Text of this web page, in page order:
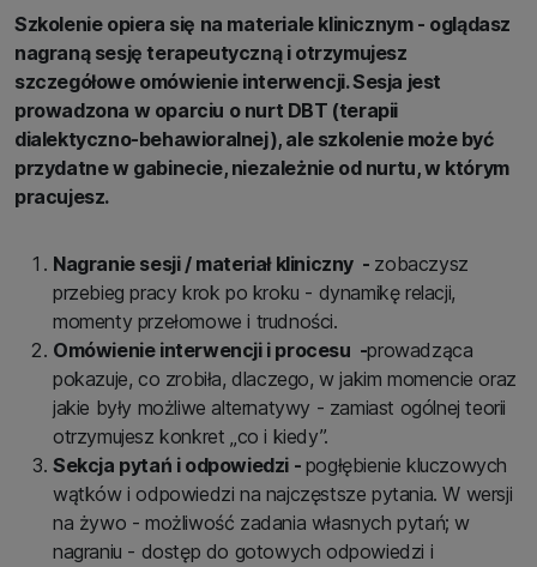
Szkolenie opiera się na materiale klinicznym - oglądasz
nagraną sesję terapeutyczną i otrzymujesz
szczegółowe omówienie interwencji. Sesja jest
prowadzona w oparciu o nurt DBT (terapii
dialektyczno-behawioralnej), ale szkolenie może być
przydatne w gabinecie, niezależnie od nurtu, w którym
pracujesz.
Nagranie sesji / materiał kliniczny - zobaczysz
przebieg pracy krok po kroku - dynamikę relacji,
momenty przełomowe i trudności.
Omówienie interwencji i procesu -prowadząca
pokazuje, co zrobiła, dlaczego, w jakim momencie oraz
jakie były możliwe alternatywy - zamiast ogólnej teorii
otrzymujesz konkret „co i kiedy”.
Sekcja pytań i odpowiedzi - pogłębienie kluczowych
wątków i odpowiedzi na najczęstsze pytania. W wersji
na żywo - możliwość zadania własnych pytań; w
nagraniu - dostęp do gotowych odpowiedzi i